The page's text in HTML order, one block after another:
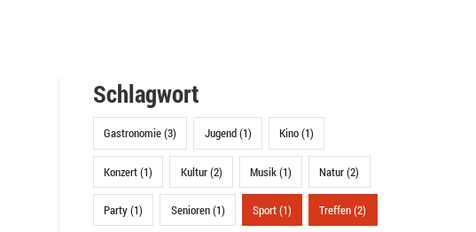
Schlagwort
Gastronomie (3) Jugend (1) Kino (1)
Konzert (1) Kultur (2) Musik (1) Natur (2)
Party (1) Senioren (1) Sport (1) Treffen (2)